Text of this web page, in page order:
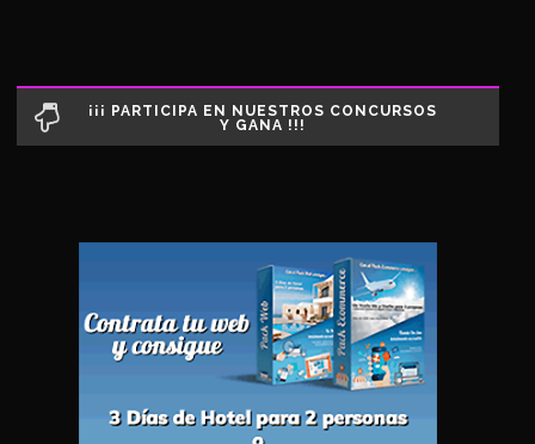
¡¡¡ PARTICIPA EN NUESTROS CONCURSOS
Y GANA !!!